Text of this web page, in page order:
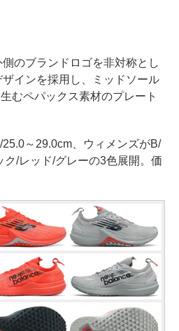
のブランドロゴを非対称とし
インを採用し、ミッドソール
むペパックス素材のプレート
～29.0cm、ウィメンズがB/
ク/レッド/グレーの3色展開。価